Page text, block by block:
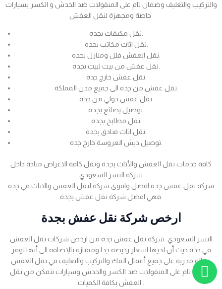
والتركيب والتغليف وضمان تام على المنقولات ضد الخدش و الكسر بسيارات
كافة خدمات نقل العفش والأثاث بجدة ونقل كافة الاغراض متاحة داخل
شركة النسر السعودي
شركة نقل عفش جده افضل واقوى شركة لنقل العفش والاثاث في جده
ارخص شركة نقل عفش بجدة
النسر السعودي شركة نقل عفش جدة من ارخص شركات نقل العفش
في جده حيث أن لديها اسعار رخيصة جدا وممتازة بالإضافة الى أنها توفر
عمالة مدربة على جميع أعمال الفك والتركيب والتغليف في نقل العفش
بضمان تام على المنقولات ضد الكسر والخدش وسيارات تتمكن من نقل